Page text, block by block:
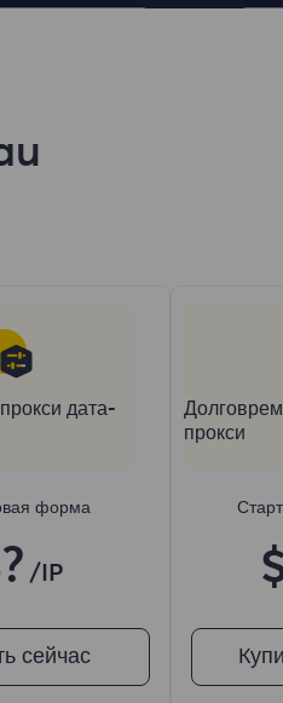
дата-
форма
/IP
сейчас
прокси